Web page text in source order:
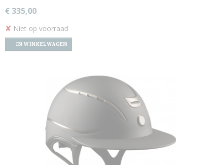
€ 335,00
✘ Niet op voorraad
IN WINKELWAGEN